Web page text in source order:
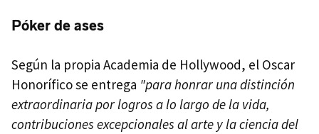
Póker de ases
Según la propia Academia de Hollywood, el Oscar
Honorífico se entrega "para honrar una distinción
extraordinaria por logros a lo largo de la vida,
contribuciones excepcionales al arte y la ciencia del